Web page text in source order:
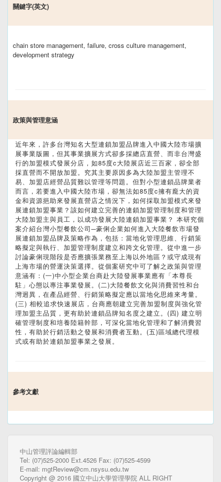
關鍵字(英文)
chain store management, failure, cross culture management,
development strategy
政策與管理意涵
近年來，許多台灣知名大型連鎖加盟品牌進入中國大陸市場擴
展事業版圖，但其事業擴展方式卻多採總店直營、而非台灣盛
行的加盟模式發展分店，如85度c大陸展店近三百家，卻全部
採直營而不開放加盟。究其主要原因多為大陸加盟主管理不
易、加盟店經營品質難以管理等問題。但對小型連鎖品牌業者
而言，若要進入中國大陸市場，卻無法如85度c擁有龐大的資
金和資源挹助來發展直營店之情況下，如何採取加盟模式來發
展連鎖加盟事業？該如何建立完善的連鎖加盟管理制度和管理
大陸加盟主與員工，以成功發展大陸連鎖加盟事業？ 本研究個
案介紹台灣小型餐飲公司─豪俐企業如何進入大陸餐飲市場發
展連鎖加盟品牌及策略作為，包括：當地化管理思維、行銷策
略擬定與執行、加盟管理制度建立和跨文化管理。從中進一步
討論豪俐現階段是否應擴張業務至上海以外地區？或守成現有
上海市場的營運決策選擇。從個案研究中可了解之政策與管理
意涵有：(一)中小型企業台商赴大陸發展事業應有「本尊長
駐」心態以專注事業發展。(二)大陸餐飲文化與消費習性和台
灣迥異，在產品經營、行銷策略擬定應以當地化思維來考量。
(三) 相較追求快速展店，台商應朝建立完善加盟制度與強化管
理加盟主品質，更有助於連鎖品牌知名度之建立。(四) 建立明
確管理制度和培養陸籍幹部，可深化當地化管理和了解消費習
性，有助於行銷活動之發展和消費者互動。(五)區域總代理模
式或有助於連鎖加盟事業之發展。
參考文獻
中山管理評論編輯部
Tel: (07)525-2000 Ext.4526 Fax: (07)525-4599
E-mail: mgtReview@cm.nsysu.edu.tw
Copyright @ 2016 國立中山大學管理學院 ALL RIGHT